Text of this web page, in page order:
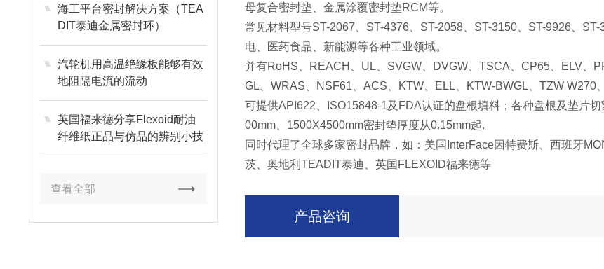
海工平台密封解决方案（TEA
DIT泰迪金属密封环）
汽轮机用高温绝缘板能够有效
地阻隔电流的流动
英国福来德分享Flexoid耐油
纤维纸正品与仿品的辨别小技
巧
查看全部
母复合密封垫、金属涂覆密封垫RCM等。
常见材料型号ST-2067 ST-4376 ST-2058 ST-3150 ST-9926 ST-
电、医药食品、新能源等各种工业领域。
并有RoHS REACH UL SVGW DVGW 、TSCA 、CP65 ELV
GL 、WRAS NSF61 、ACS KTW ELL KTW-BWGL 、TZW W270
可提供API622 ISO15848-1及 FDA认证的盘根填料；各种盘根及垫片
00mm
1500X4500mm密封垫厚度从0.15mm起.
同时代理了全球多家密封品牌，如：美国 InterFace因特费斯、西班牙
茨、奥地利TEADIT泰迪、英国 FLEXOID福来德等
产品咨询